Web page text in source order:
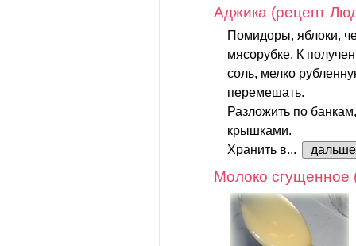
Аджика (рецепт
Помидоры, яблоки,
мясорубке. К
соль, мелко
перемешать.
Разложить по
крышками.
Хранить в...
дальше
Молоко